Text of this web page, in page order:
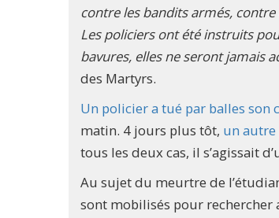
contre les bandits armés,
Les policiers ont été instruits
bavures, elles ne seront jamais
des Martyrs.
Un policier a tué par balles son
matin. 4 jours plus tôt, un
tous les deux cas, il s’agissait
Au sujet du meurtre de
sont mobilisés pour rechercher